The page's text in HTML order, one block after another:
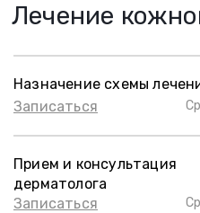
Лечение
Назначение схемы
Записаться
Прием и консультация
дерматолога
Записаться